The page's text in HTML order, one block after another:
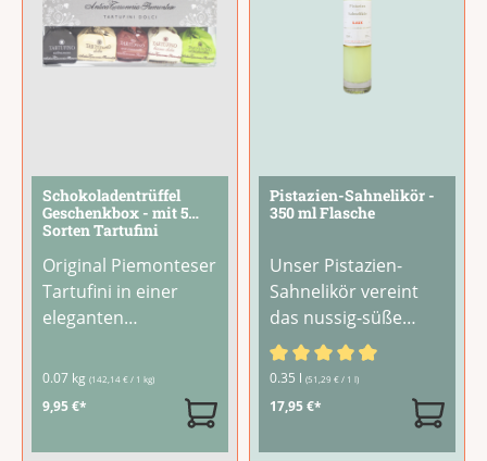
Schokoladentrüffel
Geschenkbox - mit 5
Sorten Tartufini
Original Piemonteser
Tartufini in einer
eleganten
Sorten
handgefertigter
Schokoladentrüffel
von Antica
0.07 kg (142,14 € / 1 kg)
9,95 €*
Pistazien-Sahnelikör -
350 ml Flasche
Unser Pistazien-
Sahnelikör vereint
das nussig-süße
Aroma echter
Pistazien mit
samtiger Sahne.
aromatisch – ein
Durchschnittliche
0.35 l (51,29 € / 1 l)
17,95 €*